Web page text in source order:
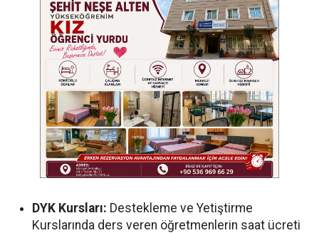
DYK Kursları: Destekleme ve Yetiştirme
Kurslarında ders veren öğretmenlerin saat ücreti